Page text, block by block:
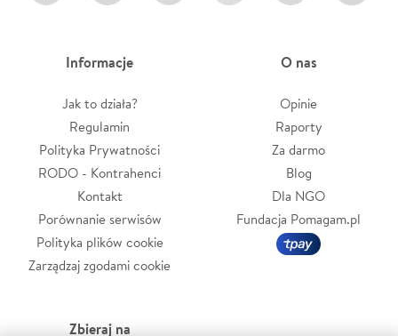
Informacje
Jak to działa?
Regulamin
Polityka Prywatności
RODO - Kontrahenci
Kontakt
Porównanie serwisów
Polityka plików cookie
Zarządzaj zgodami cookie
O nas
Opinie
Raporty
Za darmo
Blog
Dla NGO
Fundacja Pomagam.pl
Zbieraj na